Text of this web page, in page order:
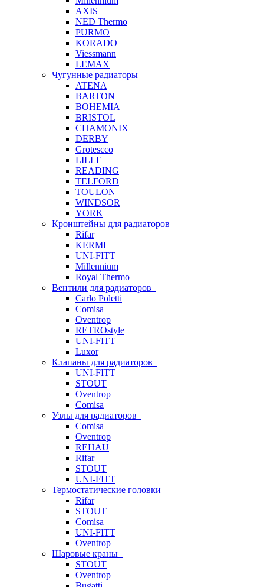
AXIS
NED Thermo
PURMO
KORADO
Viessmann
LEMAX
Чугунные радиаторы
ATENA
BARTON
BOHEMIA
BRISTOL
CHAMONIX
DERBY
Grotescco
LILLE
READING
TELFORD
TOULON
WINDSOR
YORK
Кронштейны для радиаторов
Rifar
KERMI
UNI-FITT
Millennium
Royal Thermo
Вентили для радиаторов
Carlo Poletti
Comisa
Oventrop
RETROstyle
UNI-FITT
Luxor
Клапаны для радиаторов
UNI-FITT
STOUT
Oventrop
Comisa
Узлы для радиаторов
Comisa
Oventrop
REHAU
Rifar
STOUT
UNI-FITT
Термостатические головки
Rifar
STOUT
Comisa
UNI-FITT
Oventrop
Шаровые краны
STOUT
Oventrop